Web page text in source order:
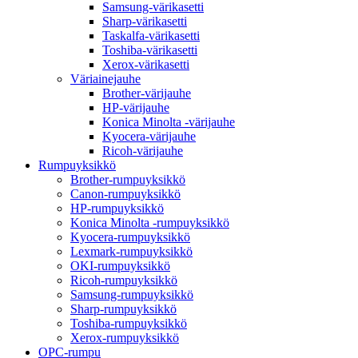
Samsung-värikasetti
Sharp-värikasetti
Taskalfa-värikasetti
Toshiba-värikasetti
Xerox-värikasetti
Väriainejauhe
Brother-värijauhe
HP-värijauhe
Konica Minolta -värijauhe
Kyocera-värijauhe
Ricoh-värijauhe
Rumpuyksikkö
Brother-rumpuyksikkö
Canon-rumpuyksikkö
HP-rumpuyksikkö
Konica Minolta -rumpuyksikkö
Kyocera-rumpuyksikkö
Lexmark-rumpuyksikkö
OKI-rumpuyksikkö
Ricoh-rumpuyksikkö
Samsung-rumpuyksikkö
Sharp-rumpuyksikkö
Toshiba-rumpuyksikkö
Xerox-rumpuyksikkö
OPC-rumpu